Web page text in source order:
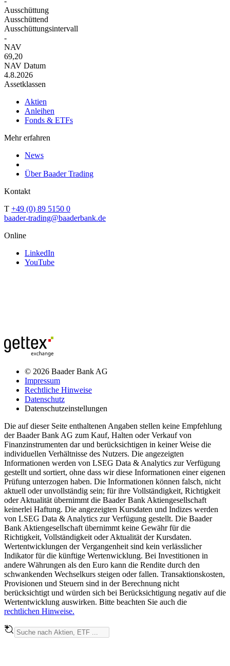
Ausschüttung
Ausschüttend
Ausschüttungsintervall
-
NAV
69,20
NAV Datum
4.8.2026
Assetklassen
Aktien
Anleihen
Fonds & ETFs
Mehr erfahren
News
Über Baader Trading
Kontakt
T +49 (0) 89 5150 0
baader-trading@baaderbank.de
Online
LinkedIn
YouTube
© 2026 Baader Bank AG
Impressum
Rechtliche Hinweise
Datenschutz
Datenschutzeinstellungen
Die auf dieser Seite enthaltenen Angaben stellen keine Empfehlung
der Baader Bank AG zum Kauf, Halten oder Verkauf von
Finanzinstrumenten dar und berücksichtigen in keiner Weise die
individuellen Verhältnisse des Nutzers. Die angezeigten
Informationen werden von LSEG Data & Analytics zur Verfügung
gestellt und sortiert, ohne dass wir diese Informationen einer eigenen
Prüfung unterzogen haben. Die Informationen können falsch, nicht
aktuell oder unvollständig sein; für ihre Vollständigkeit, Richtigkeit
oder Aktualität übernimmt die Baader Bank Aktiengesellschaft
keinerlei Haftung. Die angezeigten Kursdaten und Indizes werden
von LSEG Data & Analytics zur Verfügung gestellt. Die Baader
Bank Aktiengesellschaft übernimmt keine Gewähr für die
Richtigkeit, Vollständigkeit oder Aktualität der Kursdaten.
Wertentwicklungen der Vergangenheit sind kein verlässlicher
Indikator für die künftige Wertenwicklung. Bei Investitionen in
andere Währungen als den Euro kann die Rendite durch den
schwankenden Wechselkurs steigen oder fallen. Transaktionskosten,
Provisionen und Steuern sind in der Berechnung nicht
berücksichtigt und würden sich bei Berücksichtigung negativ auf die
Wertentwicklung auswirken. Bitte beachten Sie auch die
rechtlichen Hinweise.